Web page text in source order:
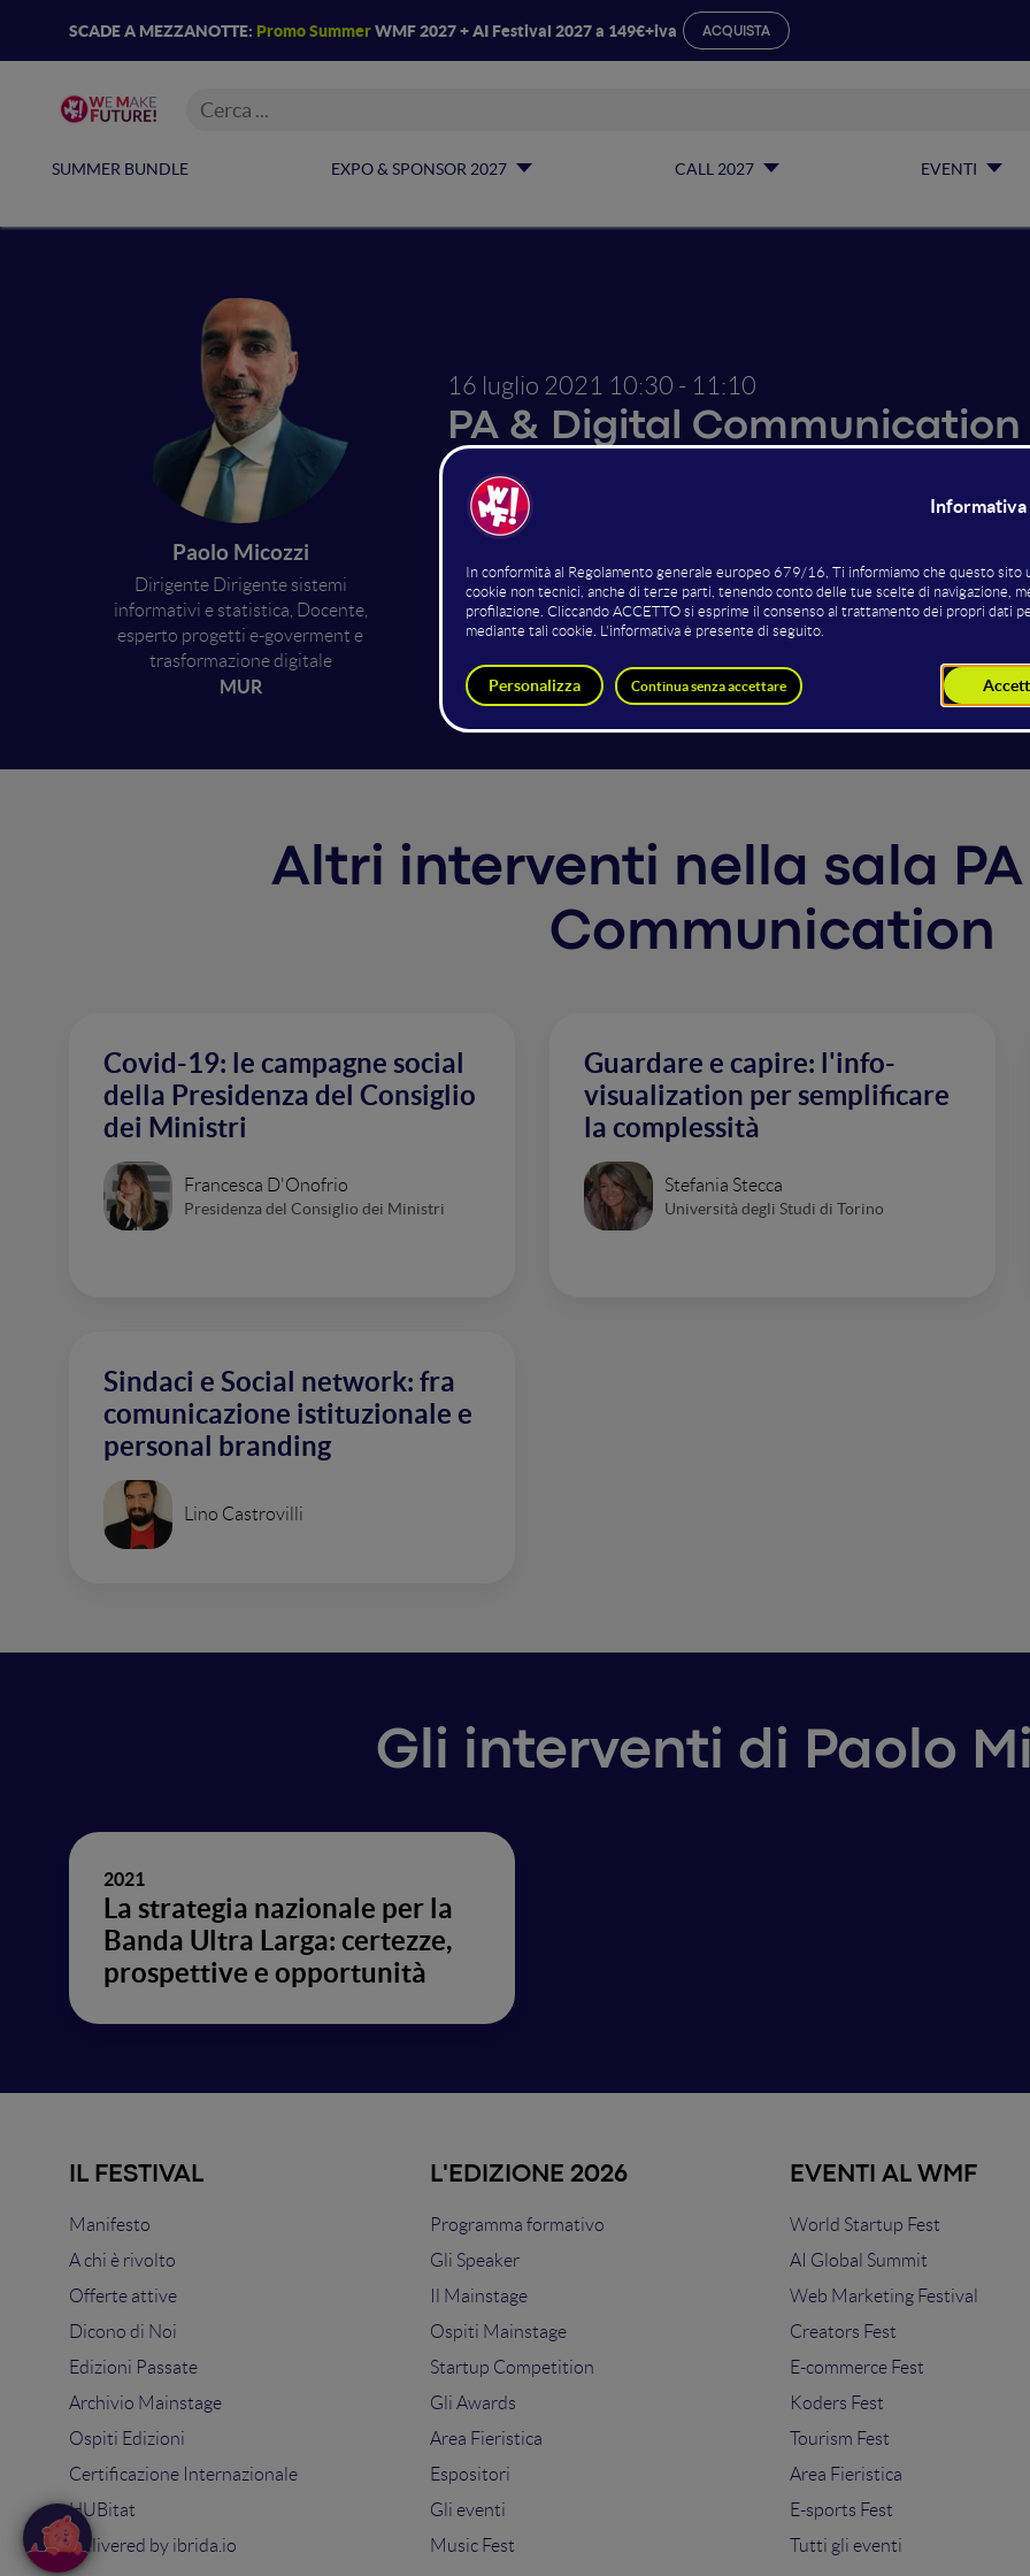
SCADE A MEZZANOTTE: Promo SummerWMF 2027 + AI Festival 2027 a 149€+iva ACQUISTA
SUMMER BUNDLE EXPO & SPONSOR 2027 CALL 2027 EVENTI
Paolo Micozzi
Dirigente Dirigente sistemi
informativi e statistica, Docente,
esperto progetti e-goverment e
trasformazione digitale
MUR
16 luglio 2021 10:30 - 11:10
PA & Digital Communication
La strategia nazionale per la
prospettive e opportunità
Altri interventi nella sala PA
Communication
Covid-19: le campagne social
della Presidenza del Consiglio
dei Ministri
Francesca D'Onofrio
Presidenza del Consiglio dei Ministri
Guardare e capire: l'info-
visualization per semplificare
la complessità
Stefania Stecca
Università degli Studi di Torino
Sindaci e Social network: fra
comunicazione istituzionale e
personal branding
Lino Castrovilli
Gli interventi di Paolo
2021
La strategia nazionale per la
Banda Ultra Larga: certezze,
prospettive e opportunità
IL FESTIVAL
Manifesto
A chi è rivolto
Offerte attive
Dicono di Noi
Edizioni Passate
Archivio Mainstage
Ospiti Edizioni
Certificazione Internazionale
HUBitat
Delivered by ibrida.io
L'EDIZIONE 2026
Programma formativo
Gli Speaker
Il Mainstage
Ospiti Mainstage
Startup Competition
Gli Awards
Area Fieristica
Espositori
Gli eventi
Music Fest
EVENTI AL WMF
World Startup Fest
AI Global Summit
Web Marketing Festival
Creators Fest
E-commerce Fest
Koders Fest
Tourism Fest
Area Fieristica
E-sports Fest
Tutti gli eventi